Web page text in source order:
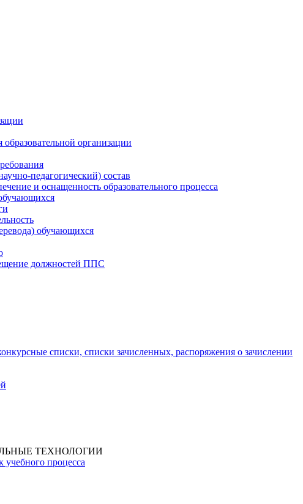
организации
педагогический) состав
и оснащенность образовательного процесса
обучающихся
должностей ППС
списки, списки зачисленных, распоряжения о зачислении
ТЕХНОЛОГИИ
учебного процесса